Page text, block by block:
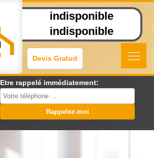
indisponible
indisponible
Devis Gratuit
Etre rappelé immédiatement: